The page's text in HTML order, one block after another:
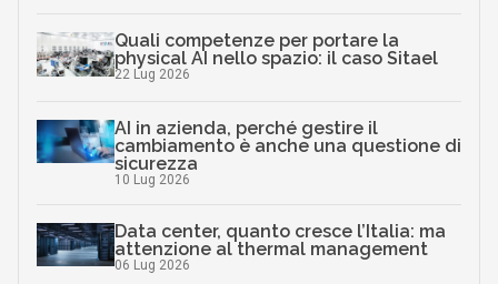
Quali competenze per portare la
physical AI nello spazio: il caso Sitael
22 Lug 2026
AI in azienda, perché gestire il
cambiamento è anche una questione di
sicurezza
10 Lug 2026
Data center, quanto cresce l’Italia: ma
attenzione al thermal management
06 Lug 2026